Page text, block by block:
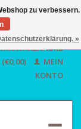
English
WARENKORB
(€0,00)
MEIN
KONTO
zu verbessern.
»